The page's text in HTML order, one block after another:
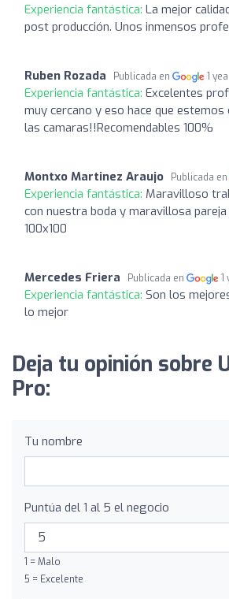
Experiencia fantástica: La mejor
post producción. Unos inmensos
Ruben Rozada Publicada en 1
Experiencia fantástica: Excelentes
muy cercano y eso hace que
las camaras!!Recomendables 100%
Montxo Martinez Araujo Publicada en
Experiencia fantástica: Maravilloso
con nuestra boda y maravillosa
100x100
Mercedes Friera Publicada en 1
Experiencia fantástica: Son los
lo mejor
Deja tu opinión sobre
Pro:
Tu nombre
Puntúa del 1 al 5 el negocio
1 = Malo
5 = Excelente